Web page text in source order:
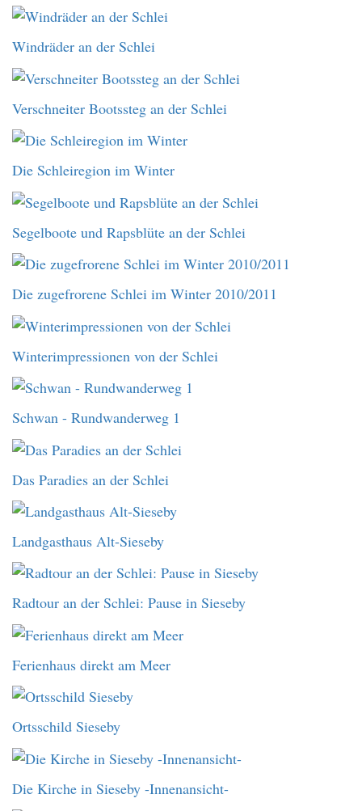
Windräder an der Schlei
Verschneiter Bootssteg an der Schlei
Die Schleiregion im Winter
Segelboote und Rapsblüte an der Schlei
Die zugefrorene Schlei im Winter 2010/2011
Winterimpressionen von der Schlei
Schwan - Rundwanderweg 1
Das Paradies an der Schlei
Landgasthaus Alt-Sieseby
Radtour an der Schlei: Pause in Sieseby
Ferienhaus direkt am Meer
Ortsschild Sieseby
Die Kirche in Sieseby -Innenansicht-